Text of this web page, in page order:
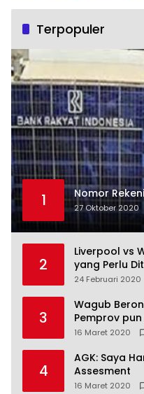
Terpopuler
1 Nomor
27 Oktober 2020
2
Liverpool vs
yang Perlu
24 Februari 2020
3
Wagub
Pemprov
16 Maret 2020
4
AGK: Saya
Assesment
16 Maret 2020